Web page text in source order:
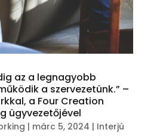
az a legnagyobb
a szervezetünk.” –
a Four Creation
ügyvezetőjével
| márc 5, 2024 | Interjú